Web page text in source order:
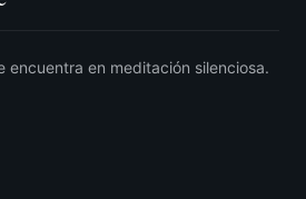
encuentra en meditación silenciosa.